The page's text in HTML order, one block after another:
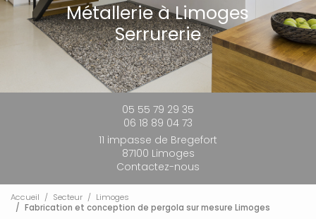
Métallerie à Limoges
Serrurerie
05 55 79 29 35
06 18 89 04 73
11 impasse de Bregefort
87100 Limoges
Contactez-nous
Accueil Secteur
Limoges
Fabrication et conception de pergola sur mesure Limoges